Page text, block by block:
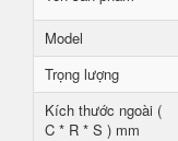
Model
Trọng lượng
Kích thước ngoài (
C * R * S ) mm